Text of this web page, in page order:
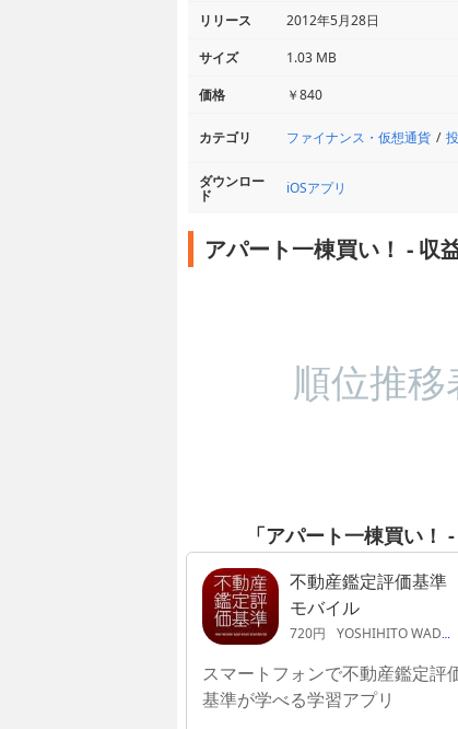
リリース
2012年5月28日
サイズ
1.03 MB
価格
￥840
カテゴリ ファイナンス・仮想通貨
ダウンロー
ド iOSアプリ
アパート一棟買い！ - 収
順位推
「アパート一棟買い！
不動産鑑定評価基準
モバイル
720円 YOSHIHITO WADA
スマートフォンで不動産鑑定評
基準が学べる学習アプリ